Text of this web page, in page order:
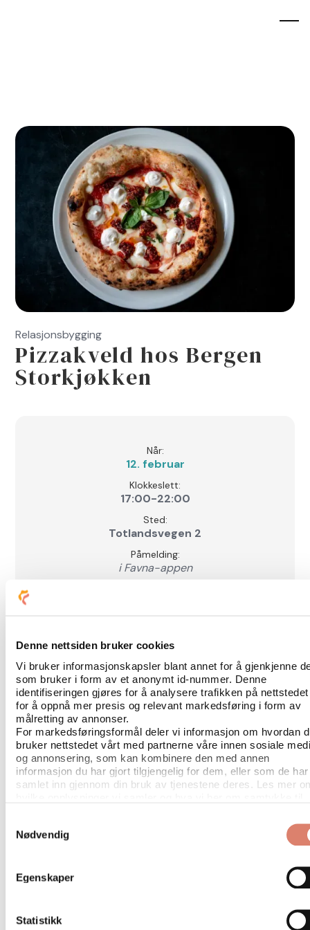
Denne nettsiden bruker cookies
Vi bruker informasjonskapsler blant annet for å gjenkjenne
som bruker i form av et anonymt id-nummer. Denne
identifiseringen gjøres for å analysere trafikken på
for å oppnå mer presis og relevant markedsføring i form av
målretting av annonser.
For markedsføringsformål deler vi informasjon om hvordan
bruker nettstedet vårt med partnerne våre innen sosiale
og annonsering, som kan kombinere den med annen
informasjon du har gjort tilgjengelig for dem, eller som de har
samlet inn gjennom din bruk av tjenestene deres. Les mer
Nødvendig
Egenskaper
Statistikk
Relasjonsbygging
Pizzakveld hos Bergen
Storkjøkken
Når:
12. februar
Klokkeslett:
17:00-22:00
Sted:
Totlandsvegen 2
Påmelding:
i Favna-appen
Favna og Bergen Storkjøkken! 🍕
Hvem digger deilig italiensk pizza og et godt
glass vin?
🙋DET gjør vi!
🙋🙋🙋Det gjør gjengen i Bergen Storkjøkken
🤹Det gjør pizza-ekspert Petter Lidal fra Bien
🍷Vinkjenner Christian Sørensen fra Lindbak
er heller ikke vond å be...
...og vi samler de + DERE til en hyggelig kveld i
nyinnflyttede lokaler på Midttun!
vindråper og kose oss utover februarkvelden!
Bybane til Nesttun + 8 min spasertur